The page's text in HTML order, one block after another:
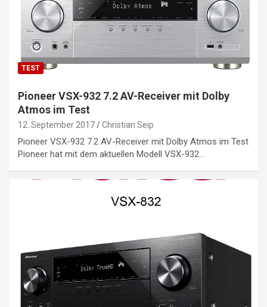
TEST
Pioneer VSX-932 7.2 AV-Receiver mit Dolby
Atmos im Test
12. September 2017 Christian Seip
Pioneer VSX-932 7.2 AV-Receiver mit Dolby Atmos im Test
Pioneer hat mit dem aktuellen Modell VSX-932…